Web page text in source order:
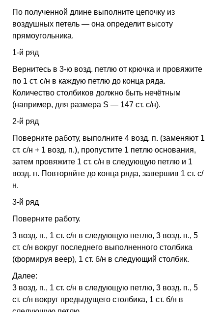
По полученной длине выполните цепочку из
воздушных петель — она определит высоту
прямоугольника.
1-й ряд
Вернитесь в 3-ю возд. петлю от крючка и провяжите
по 1 ст. с/н в каждую петлю до конца ряда.
Количество столбиков должно быть нечётным
(например, для размера S — 147 ст. с/н).
2-й ряд
Поверните работу, выполните 4 возд. п. (заменяют 1
ст. с/н + 1 возд. п.), пропустите 1 петлю основания,
затем провяжите 1 ст. с/н в следующую петлю и 1
возд. п. Повторяйте до конца ряда, завершив 1 ст. с/
н.
3-й ряд
Поверните работу.
3 возд. п., 1 ст. с/н в следующую петлю, 3 возд. п., 5
ст. с/н вокруг последнего выполненного столбика
(формируя веер), 1 ст. б/н в следующий столбик.
Далее:
3 возд. п., 1 ст. с/н в следующую петлю, 3 возд. п., 5
ст. с/н вокруг предыдущего столбика, 1 ст. б/н в